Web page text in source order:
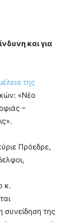
και για
της
«Νέο
–
Πρόεδρε,
κ.
συνείδηση της